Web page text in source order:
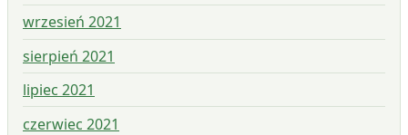
wrzesień 2021
sierpień 2021
lipiec 2021
czerwiec 2021